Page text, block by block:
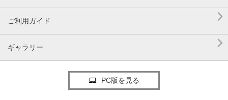
ご利用ガイド 
ギャラリー 
PC版を見る